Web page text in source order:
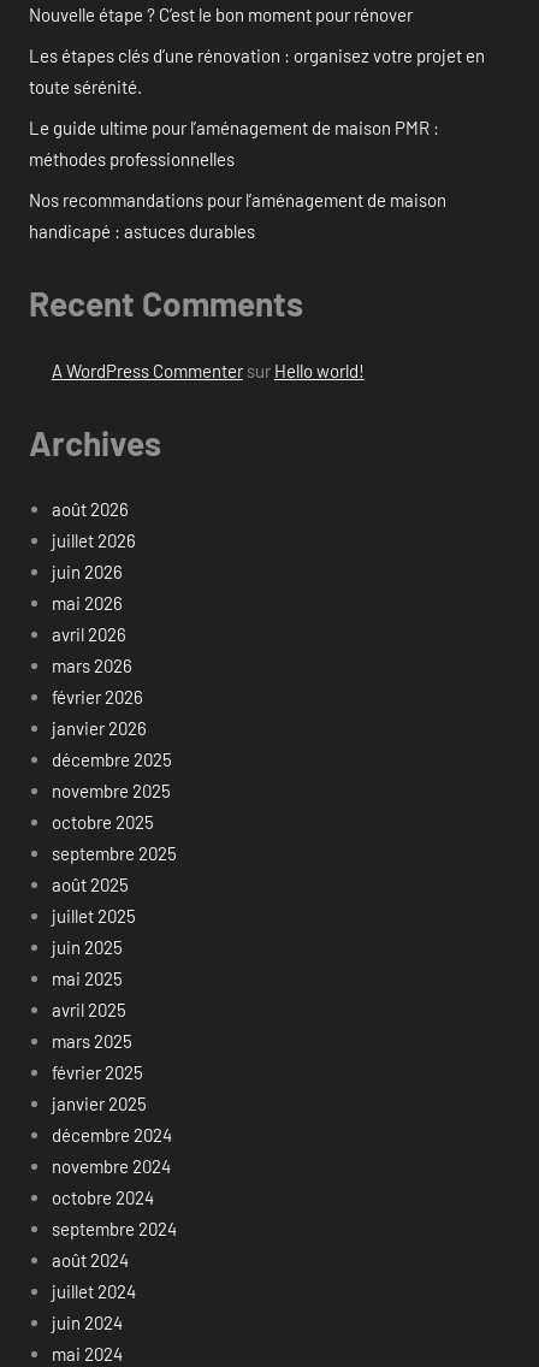
Nouvelle étape ? C’est le bon moment pour rénover
Les étapes clés d’une rénovation : organisez votre projet en
toute sérénité.
Le guide ultime pour l’aménagement de maison PMR :
méthodes professionnelles
Nos recommandations pour l’aménagement de maison
handicapé : astuces durables
Recent Comments
A WordPress Commentersur Hello world!
Archives
août 2026
juillet 2026
juin 2026
mai 2026
avril 2026
mars 2026
février 2026
janvier 2026
décembre 2025
novembre 2025
octobre 2025
septembre 2025
août 2025
juillet 2025
juin 2025
mai 2025
avril 2025
mars 2025
février 2025
janvier 2025
décembre 2024
novembre 2024
octobre 2024
septembre 2024
août 2024
juillet 2024
juin 2024
mai 2024